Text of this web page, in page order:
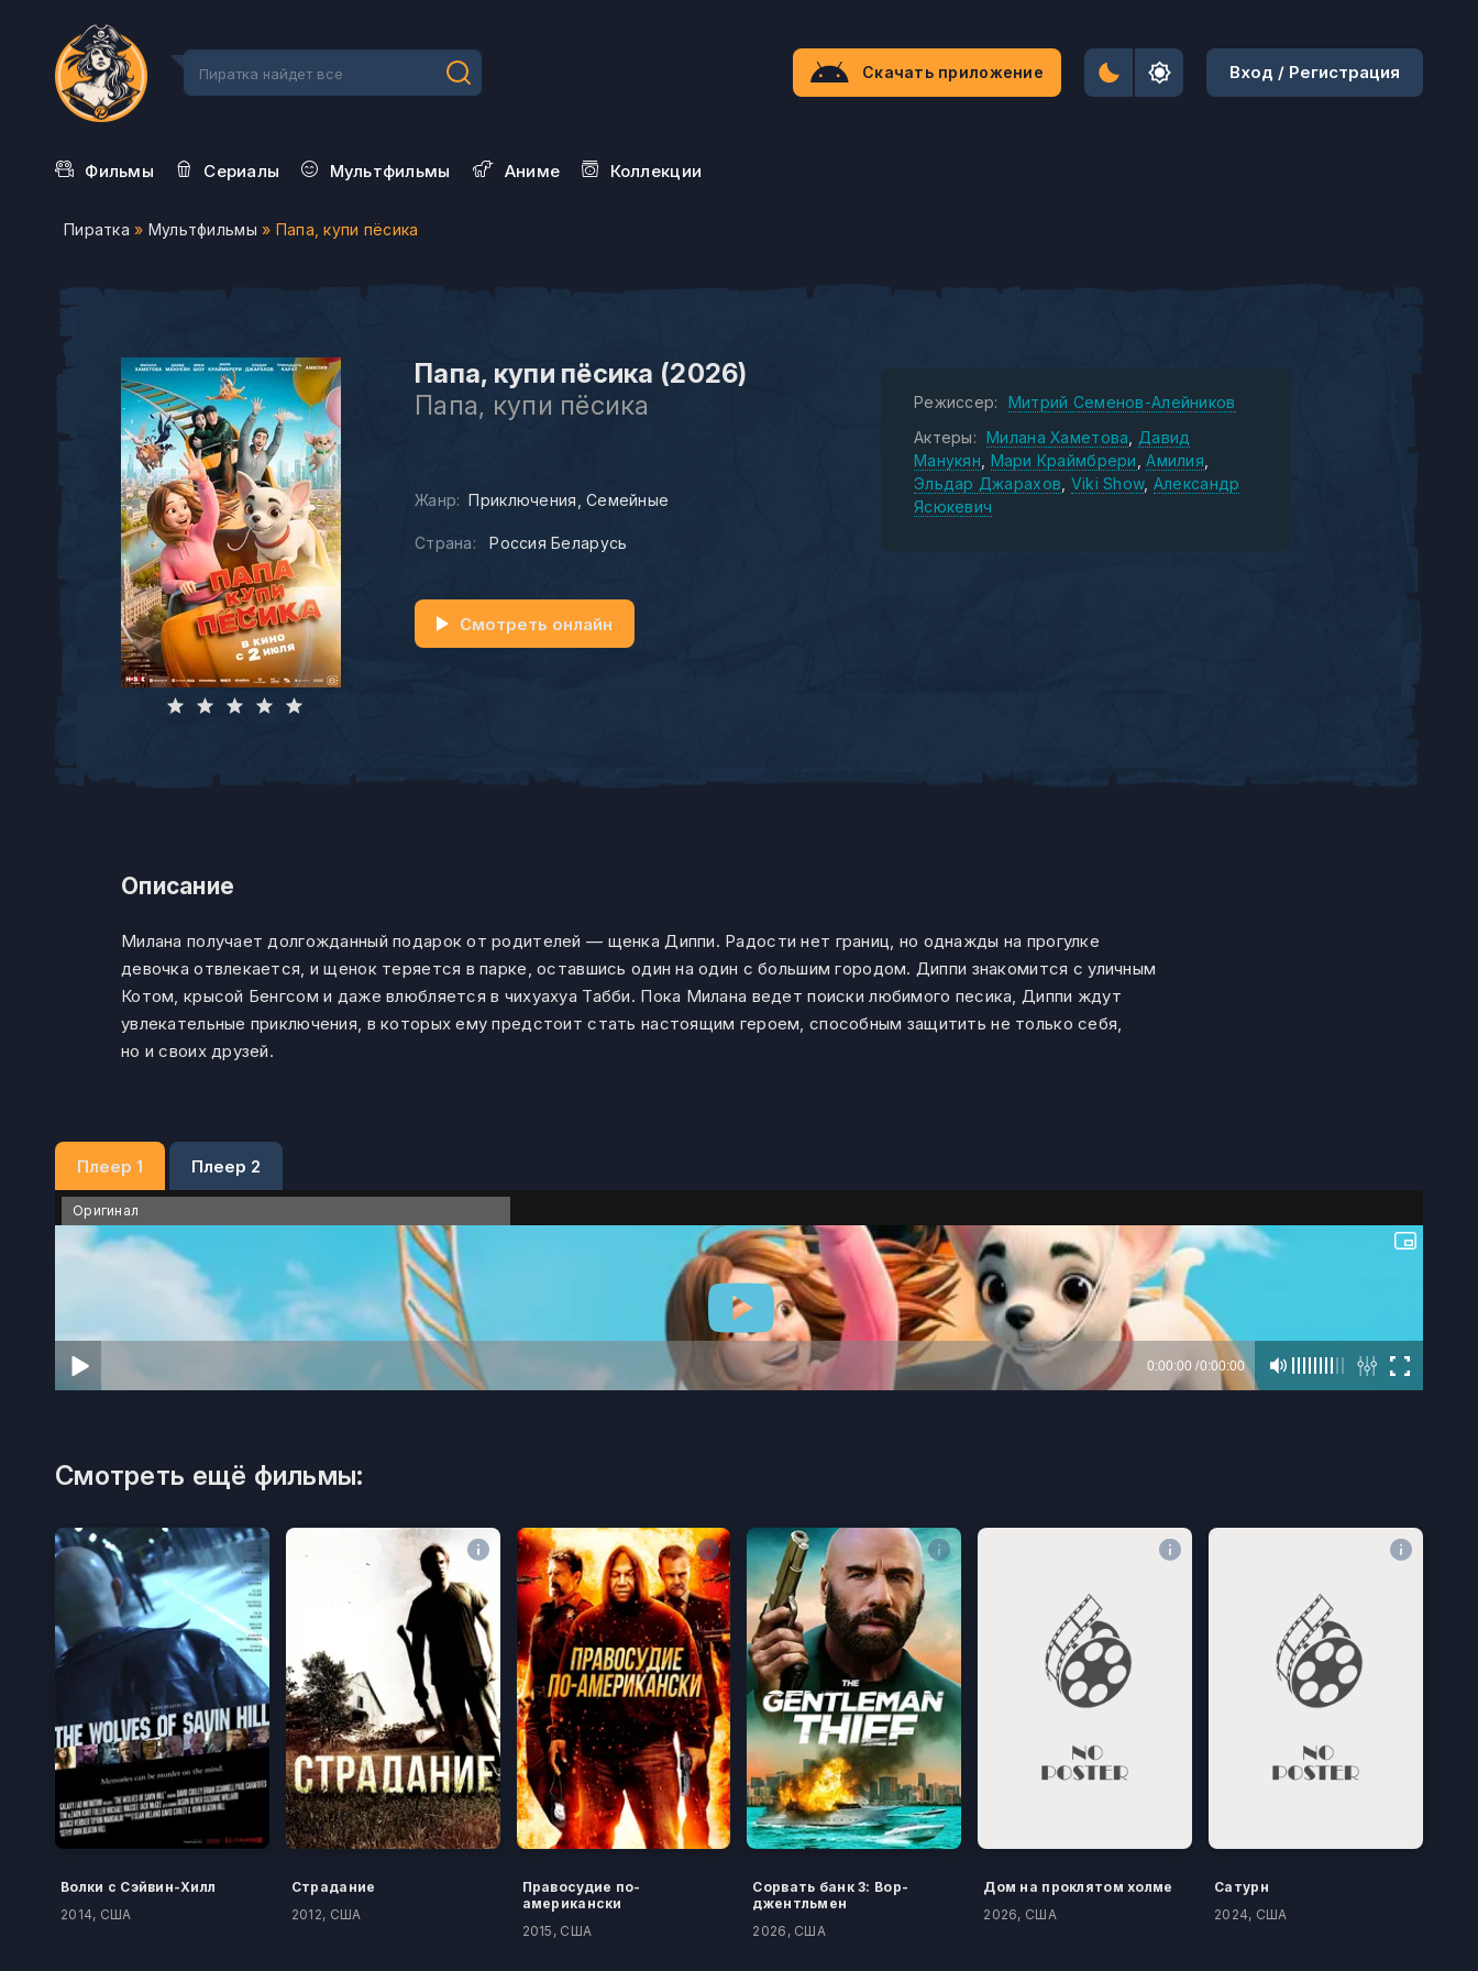
Скачать приложение Вход / Регистрация
Фильмы Сериалы Мультфильмы Aниме Коллекции
Пиратка » Мультфильмы » Папа, купи пёсика
Папа, купи пёсика (2026)
Папа, купи пёсика
Жанр: Приключения Семейные
Страна: Россия Беларусь
Смотреть онлайн
Режиссер:
Митрий Семенов-Алейников
Актеры:
Милана Хаметова
Давид
Манукян Мари Краймбрери
Амилия
Эльдар Джарахов Viki Show Александр
Ясюкевич
Описание
Милана получает долгожданный подарок от родителей — щенка Диппи. Радости нет границ, но однажды на прогулке
девочка отвлекается, и щенок теряется в парке, оставшись один на один с большим городом. Диппи знакомится с уличным
Котом, крысой Бенгсом и даже влюбляется в чихуахуа Табби. Пока Милана ведет поиски любимого песика, Диппи ждут
увлекательные приключения, в которых ему предстоит стать настоящим героем, способным защитить не только себя,
но и своих друзей.
Плеер 1 Плеер 2
Оригинал
Смотреть ещё фильмы:
Волки с Сэйвин-Хилл
2014, США
Страдание
2012, США
Правосудие по-
американски
2015, США
Сорвать банк 3: Вор-
джентльмен
2026, США
Дом на проклятом холме
2026, США
Сатурн
2024, США